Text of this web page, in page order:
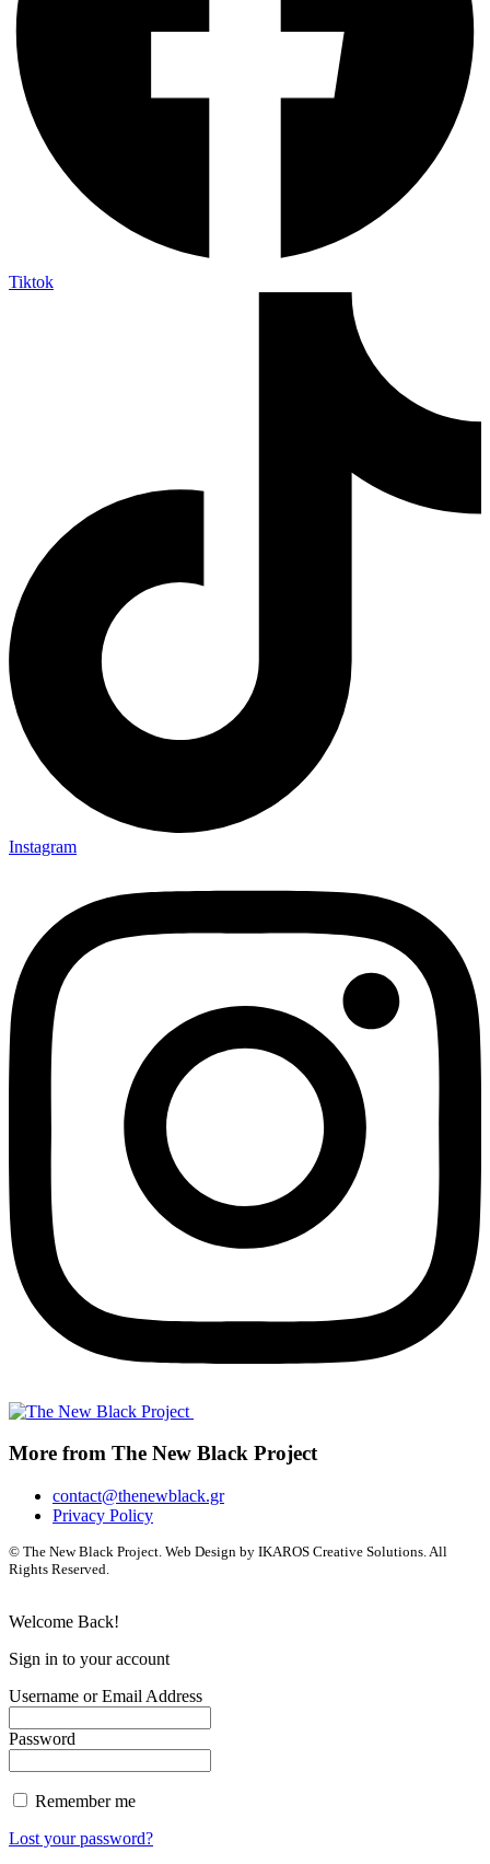
Tiktok
Instagram
More from The New Black Project
contact@thenewblack.gr
Privacy Policy
© The New Black Project. Web Design by IKAROS Creative Solutions. All
Rights Reserved.
Welcome Back!
Sign in to your account
Username or Email Address
Password
Remember me
Lost your password?